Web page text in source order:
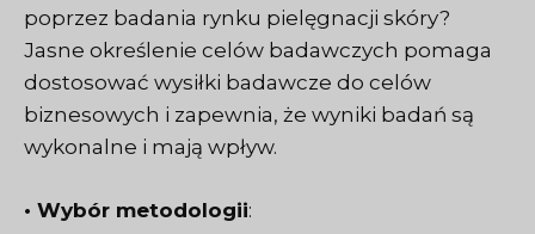
poprzez badania rynku pielęgnacji skóry?
Jasne określenie celów badawczych pomaga
dostosować wysiłki badawcze do celów
biznesowych i zapewnia, że wyniki badań są
wykonalne i mają wpływ.
• Wybór metodologii: